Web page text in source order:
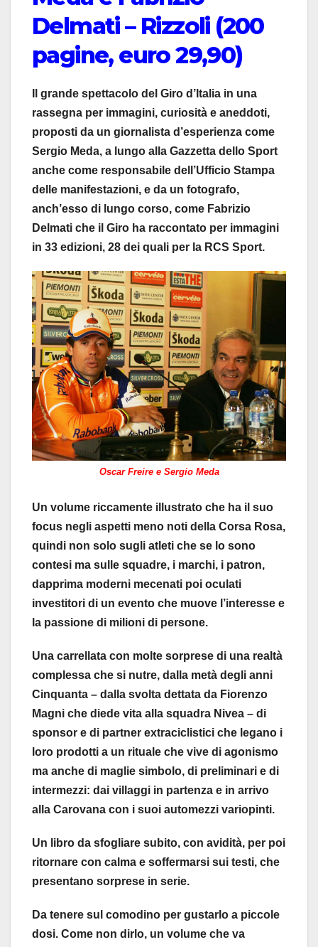
Delmati – Rizzoli (200
pagine, euro 29,90)
Il grande spettacolo del Giro d’Italia in una
rassegna per immagini, curiosità e aneddoti,
proposti da un giornalista d’esperienza come
Sergio Meda, a lungo alla Gazzetta dello Sport
anche come responsabile dell’Ufficio Stampa
delle manifestazioni, e da un fotografo,
anch’esso di lungo corso, come Fabrizio
Delmati che il Giro ha raccontato per immagini
in 33 edizioni, 28 dei quali per la RCS Sport.
Oscar Freire e Sergio Meda
Un volume riccamente illustrato che ha il suo
focus negli aspetti meno noti della Corsa Rosa,
quindi non solo sugli atleti che se lo sono
contesi ma sulle squadre, i marchi, i patron,
dapprima moderni mecenati poi oculati
investitori di un evento che muove l’interesse e
la passione di milioni di persone.
Una carrellata con molte sorprese di una realtà
complessa che si nutre, dalla metà degli anni
Cinquanta – dalla svolta dettata da Fiorenzo
Magni che diede vita alla squadra Nivea – di
sponsor e di partner extraciclistici che legano i
loro prodotti a un rituale che vive di agonismo
ma anche di maglie simbolo, di preliminari e di
intermezzi: dai villaggi in partenza e in arrivo
alla Carovana con i suoi automezzi variopinti.
Un libro da sfogliare subito, con avidità, per poi
ritornare con calma e soffermarsi sui testi, che
presentano sorprese in serie.
Da tenere sul comodino per gustarlo a piccole
dosi. Come non dirlo, un volume che va